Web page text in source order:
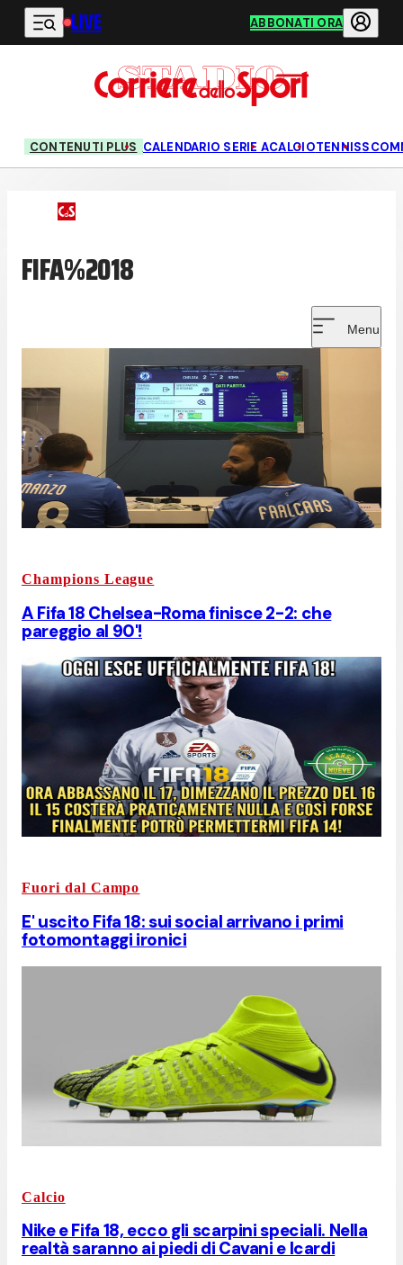
Vai al contenuto principale
LIVE ABBONATI ORA
CONTENUTI PLUS CALENDARIO SERIE ACALCIOTENNIS
FIFA%2018
Menu
Champions League
A Fifa 18 Chelsea-Roma finisce 2-2: che
pareggio al 90'!
Fuori dal Campo
E' uscito Fifa 18: sui social arrivano i primi
fotomontaggi ironici
Calcio
Nike e Fifa 18, ecco gli scarpini speciali. Nella
realtà saranno ai piedi di Cavani e Icardi